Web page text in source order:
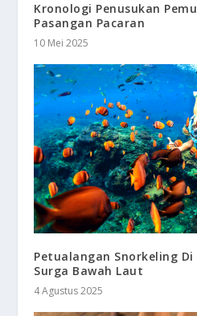
Kronologi Penusukan
Pasangan Pacaran
10 Mei 2025
Petualangan Snorkeling Di
Surga Bawah Laut
4 Agustus 2025